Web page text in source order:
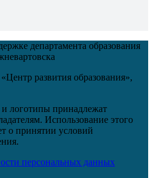
департамента образования
развития образования»,
логотипы принадлежат
Использование этого
о принятии условий
персональных данных